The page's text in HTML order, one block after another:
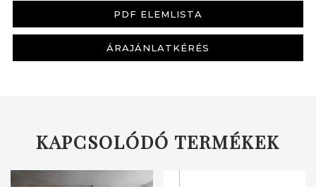
PDF ELEMLISTA
ÁRAJÁNLATKÉRÉS
KAPCSOLÓDÓ TERMÉKEK
KERESÉS